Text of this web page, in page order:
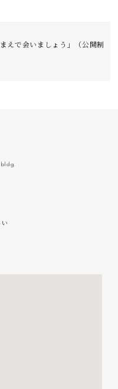
えで会いましょう」（公開制
bldg.